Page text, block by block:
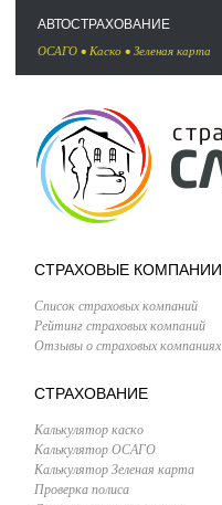
АВТОСТРАХОВАНИЕ
ОСАГО • Каско • Зеленая карта
СТРАХОВЫЕ КОМПАНИИ
Список страховых компаний
Рейтинг страховых компаний
Отзывы о страховых компаниях
СТРАХОВАНИЕ
Калькулятор каско
Калькулятор ОСАГО
Калькулятор Зеленая карта
Проверка полиса